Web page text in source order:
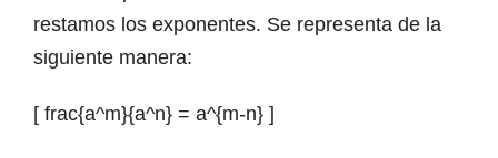
restamos los exponentes. Se representa de la
siguiente manera:
[ frac{a^m}{a^n} = a^{m-n} ]